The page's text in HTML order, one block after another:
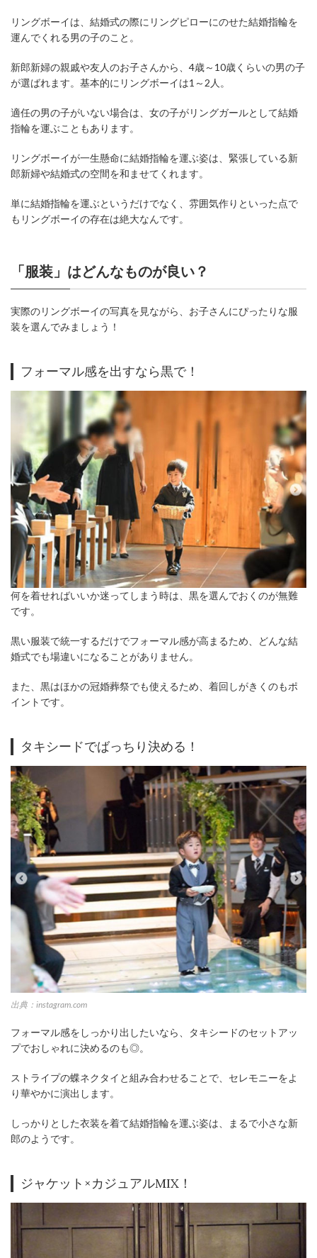
リングボーイは、結婚式の際にリングピローにのせた結婚指輪を
運んでくれる男の子のこと。
新郎新婦の親戚や友人のお子さんから、4歳～10歳くらいの男の子
が選ばれます。基本的にリングボーイは1～2人。
適任の男の子がいない場合は、女の子がリングガールとして結婚
指輪を運ぶこともあります。
リングボーイが一生懸命に結婚指輪を運ぶ姿は、緊張している新
郎新婦や結婚式の空間を和ませてくれます。
単に結婚指輪を運ぶというだけでなく、雰囲気作りといった点で
もリングボーイの存在は絶大なんです。
「服装」はどんなものが良い？
実際のリングボーイの写真を見ながら、お子さんにぴったりな服
装を選んでみましょう！
フォーマル感を出すなら黒で！
何を着せればいいか迷ってしまう時は、黒を選んでおくのが無難
です。
黒い服装で統一するだけでフォーマル感が高まるため、どんな結
婚式でも場違いになることがありません。
また、黒はほかの冠婚葬祭でも使えるため、着回しがきくのもポ
イントです。
タキシードでばっちり決める！
出典：instagram.com
フォーマル感をしっかり出したいなら、タキシードのセットアッ
プでおしゃれに決めるのも◎。
ストライプの蝶ネクタイと組み合わせることで、セレモニーをよ
り華やかに演出します。
しっかりとした衣装を着て結婚指輪を運ぶ姿は、まるで小さな新
郎のようです。
ジャケット×カジュアルMIX！